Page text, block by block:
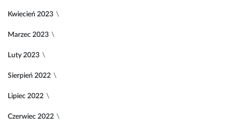
Kwiecień 2023
Marzec 2023
Luty 2023
Sierpień 2022
Lipiec 2022
Czerwiec 2022